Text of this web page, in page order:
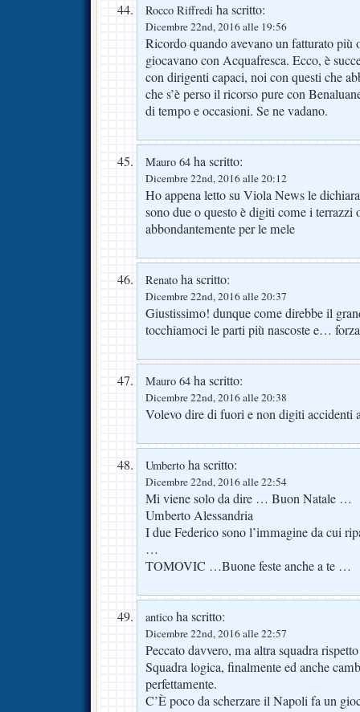
Rocco Riffredi ha scritto:
Dicembre 22nd, 2016 alle 19:56
Ricordo quando avevano un fatturato più
giocavano con Acquafresca. Ecco, è
con dirigenti capaci, noi con questi che
che s’è perso il ricorso pure con
di tempo e occasioni. Se ne vadano.
Mauro 64 ha scritto:
Dicembre 22nd, 2016 alle 20:12
Ho appena letto su Viola News le
sono due o questo è digiti come i terrazzi
abbondantemente per le mele
Renato ha scritto:
Dicembre 22nd, 2016 alle 20:37
Giustissimo! dunque come direbbe il
tocchiamoci le parti più nascoste e…
Mauro 64 ha scritto:
Dicembre 22nd, 2016 alle 20:38
Volevo dire di fuori e non digiti accidenti
Umberto ha scritto:
Dicembre 22nd, 2016 alle 22:54
Mi viene solo da dire … Buon Natale …
Umberto Alessandria
I due Federico sono l’immagine da cui
…
TOMOVIC …Buone feste anche a te …
antico ha scritto:
Dicembre 22nd, 2016 alle 22:57
Peccato davvero, ma altra squadra
Squadra logica, finalmente ed anche
perfettamente.
C’È poco da scherzare il Napoli fa un